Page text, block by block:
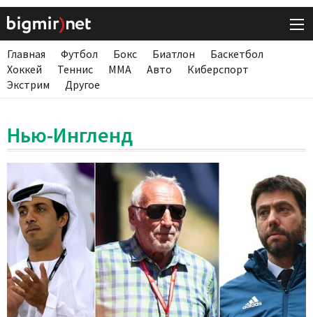
Главная Футбол Бокс Биатлон
Баскетбол
Хоккей
Теннис ММА Авто
Киберспорт
Экстрим
Другое
Нью-Ингленд